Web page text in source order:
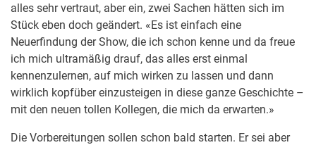
alles sehr vertraut, aber ein, zwei Sachen hätten sich im
Stück eben doch geändert. «Es ist einfach eine
Neuerfindung der Show, die ich schon kenne und da freue
ich mich ultramäßig drauf, das alles erst einmal
kennenzulernen, auf mich wirken zu lassen und dann
wirklich kopfüber einzusteigen in diese ganze Geschichte –
mit den neuen tollen Kollegen, die mich da erwarten.»
Die Vorbereitungen sollen schon bald starten. Er sei aber